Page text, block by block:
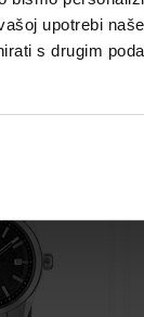
upotrebi
s drugim
Detalj